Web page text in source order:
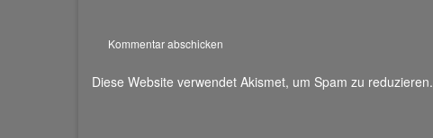
Diese Website verwendet Akismet, um Spam zu reduzieren.